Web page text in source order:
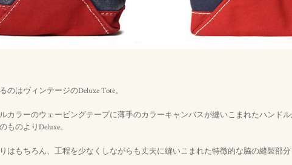
のはヴィンテージのDeluxe Tote。
カラーのウェービングテープに薄手のカラーキャンバスが縫いこまれたハンド
ものよりDeluxe。
はもちろん、工程を少なくしながらも丈夫に縫いこまれた特徴的な脇の縫製部